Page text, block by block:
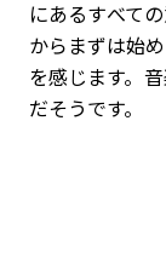
にあるすべて
からまずは始
を感じます。
だそうです。